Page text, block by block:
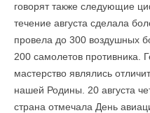
говорят также следующие
течение августа сделала
провела до 300 воздушных
200 самолетов противника.
мастерство являлись
нашей Родины. 20 августа
страна отмечала День